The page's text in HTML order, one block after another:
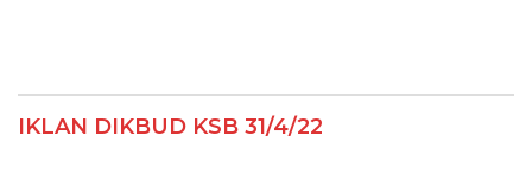
IKLAN DIKBUD KSB 31/4/22